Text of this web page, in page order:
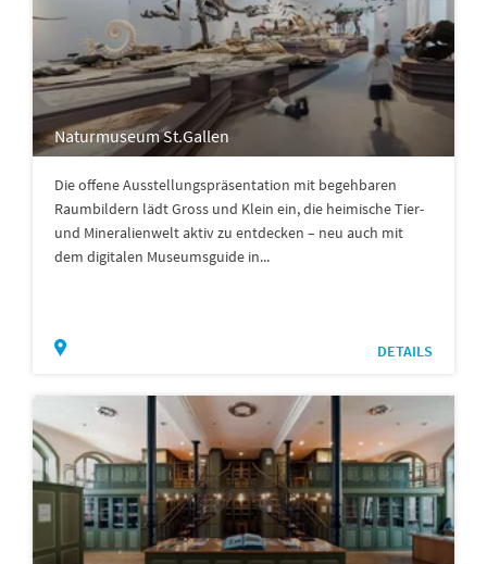
Naturmuseum St.Gallen
Die offene Ausstellungspräsentation mit begehbaren
Raumbildern lädt Gross und Klein ein, die heimische Tier-
und Mineralienwelt aktiv zu entdecken – neu auch mit
dem digitalen Museumsguide in...
DETAILS